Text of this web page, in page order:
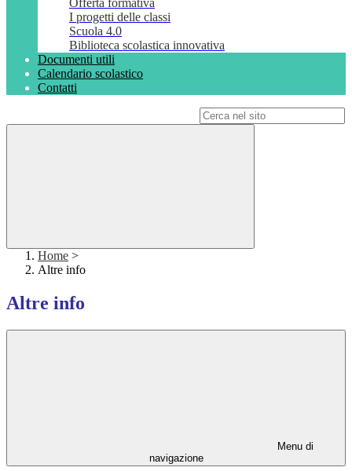
Offerta formativa
I progetti delle classi
Scuola 4.0
Biblioteca scolastica innovativa
Documenti utili
Calendario scolastico
Contatti
Home >
Altre info
Altre info
Menu di
navigazione